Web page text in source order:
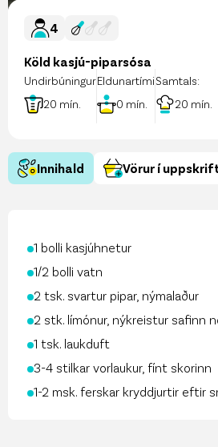
4
Köld kasjú-piparsósa
Undirbúningur
20 mín.
Eldunartími
0 mín.
Samtals:
20 mín.
Innihald Vörur í
1 bolli kasjúhnetur
1⁄2 bolli vatn
2 tsk. svartur pipar, nýmalaður
2 stk. límónur, nýkreistur safinn
1 tsk. laukduft
3-4 stilkar vorlaukur, fínt skorinn
1-2 msk. ferskar kryddjurtir eftir